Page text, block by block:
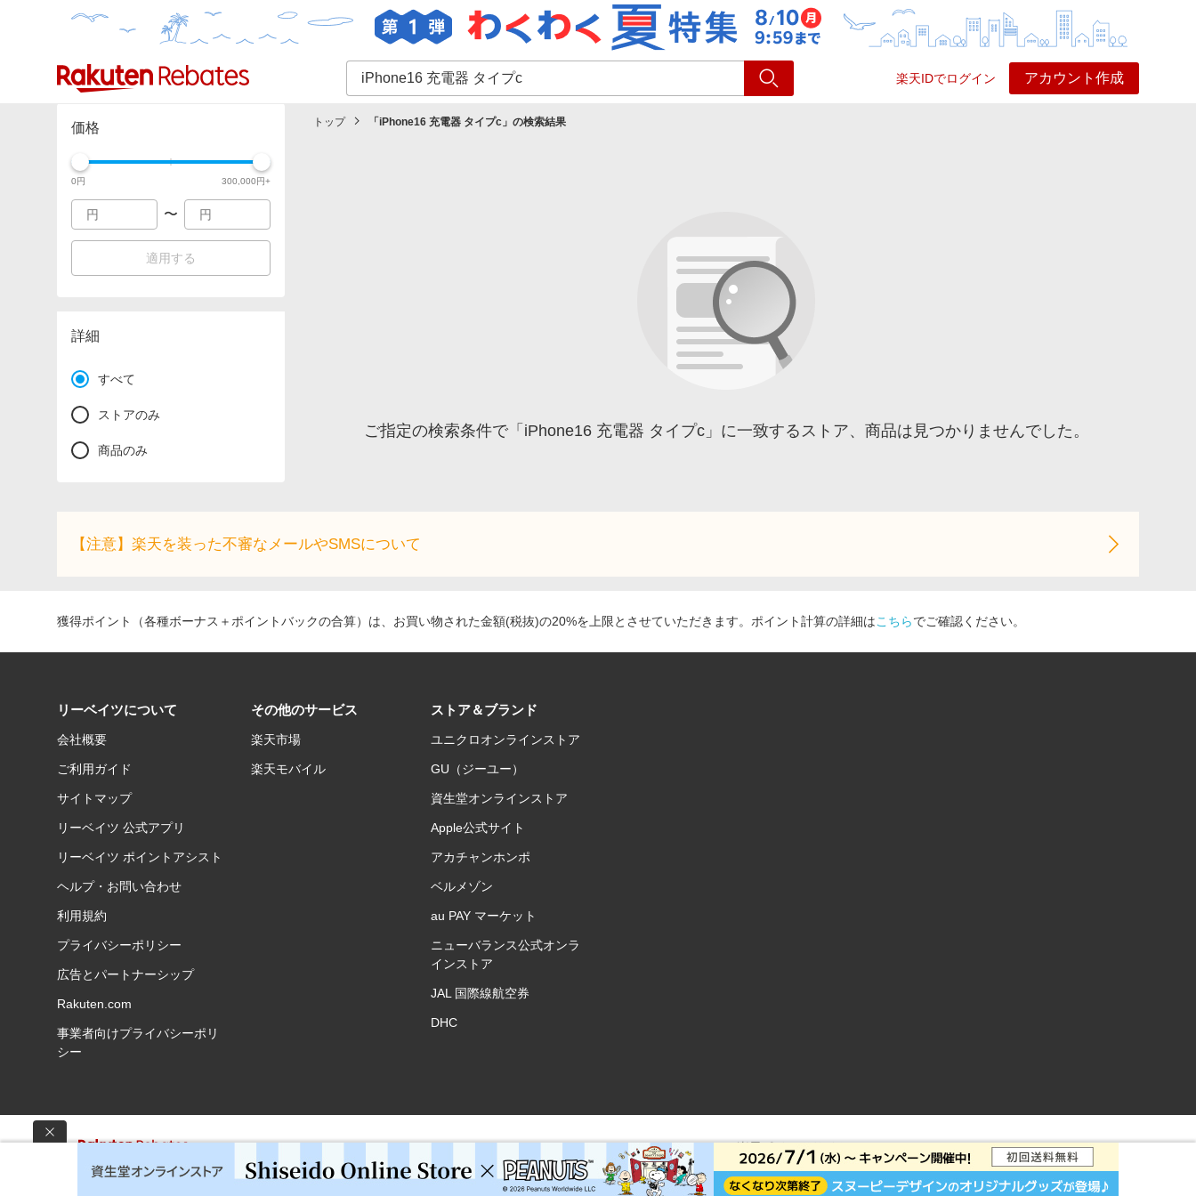
楽天IDでログイン アカウント作成
カテゴリー一覧 イベント一覧 ショッピング
価格
0円 300,000円+
〜
適用する
詳細
すべて
ストアのみ
商品のみ
トップ 「 iPhone16 充電器 タイプc 」の検索結果
ご指定の検索条件で「iPhone16 充電器 タイプc」に一致するストア、商品は見つかりませんでした。
【注意】楽天を装った不審なメールやSMSについて
獲得ポイント（各種ボーナス＋ポイントバックの合算）は、お買い物された金額(税抜)の20%を上限とさせていただきます。ポイント計算の詳細はこちらでご確認ください。
リーベイツについて
会社概要
ご利用ガイド
サイトマップ
リーベイツ 公式アプリ
リーベイツ ポイントアシスト
ヘルプ・お問い合わせ
利用規約
プライバシーポリシー
広告とパートナーシップ
Rakuten.com
事業者向けプライバシーポリ
シー
その他のサービス
楽天市場
楽天モバイル
ストア＆ブランド
ユニクロオンラインストア
GU（ジーユー）
資生堂オンラインストア
Apple公式サイト
アカチャンホンポ
ベルメゾン
au PAY マーケット
ニューバランス公式オンラ
インストア
JAL 国際線航空券
DHC
楽天ポイントサイト © Rakuten Group, Inc.